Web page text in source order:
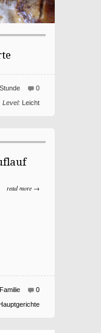
0
Level: Leicht
read more →
0